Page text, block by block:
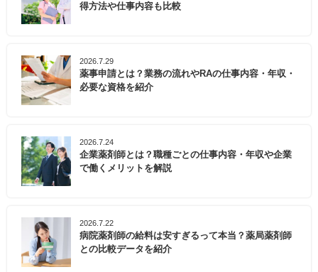
得方法や仕事内容も比較
2026.7.29
薬事申請とは？業務の流れやRAの仕事内容・年収・
必要な資格を紹介
2026.7.24
企業薬剤師とは？職種ごとの仕事内容・年収や企業
で働くメリットを解説
2026.7.22
病院薬剤師の給料は安すぎるって本当？薬局薬剤師
との比較データを紹介